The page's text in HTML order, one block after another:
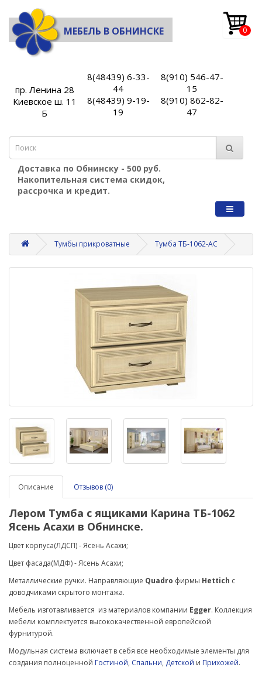
МЕБЕЛЬ В ОБНИНСКЕ 0
пр. Ленина 28
Киевское ш. 11
Б
8(48439) 6-33-
44
8(48439) 9-19-
19
8(910) 546-47-
15
8(910) 862-82-
47
Доставка по Обнинску - 500 руб.
Накопительная система скидок,
рассрочка и кредит.
Тумбы прикроватные Тумба ТБ-1062-АС
Описание Отзывов (0)
Лером Тумба с ящиками Карина ТБ-1062
Ясень Асахи в Обнинске.
Цвет корпуса(ЛДСП) - Ясень Асахи;
Цвет фасада(МДФ) -Ясень Асахи;
Металлические ручки. Направляющие Quadro фирмы Hettich с
доводчиками скрытого монтажа.
Мебель изготавливается из материалов компании Egger. Коллекция
мебели комплектуется высококачественной европейской
фурнитурой.
Модульная система включает в себя все необходимые элементы для
создания полноценной Гостиной, Спальни, Детской и Прихожей.